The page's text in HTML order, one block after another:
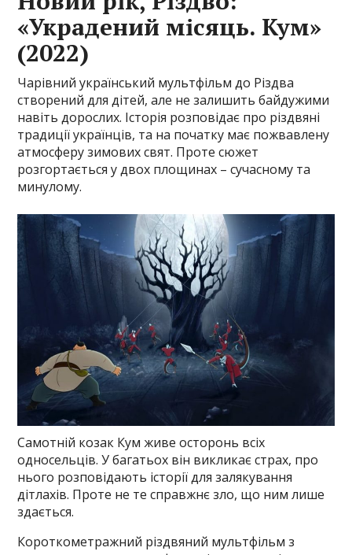
«Украдений місяць. Кум»
(2022)
Чарівний український мультфільм до Різдва
створений для дітей, але не залишить байдужими
навіть дорослих. Історія розповідає про різдвяні
традиції українців, та на початку має пожвавлену
атмосферу зимових свят. Проте сюжет
розгортається у двох площинах – сучасному та
минулому.
Самотній козак Кум живе осторонь всіх
односельців. У багатьох він викликає страх, про
нього розповідають історії для залякування
дітлахів. Проте не те справжнє зло, що ним лише
здається.
Короткометражний різдвяний мультфільм з